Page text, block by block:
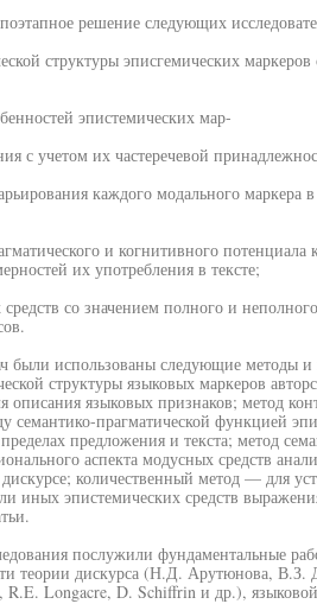
решение следующих
структуры эписгемических
эпистемических мар-
с учетом их частеречевой
каждого модального маркера в
и когнитивного потенциала
их употребления в тексте;
со значением полного и
были использованы следующие
структуры языковых маркеров
языковых признаков; метод
семантико-прагматической функцией
предложения и текста; метод
аспекта модусных средств
количественный метод — для
иных эпистемических средств
послужили фундаментальные
теории дискурса (Н.Д. Арутюнова,
Longacre, D. Schiffrin и др.),